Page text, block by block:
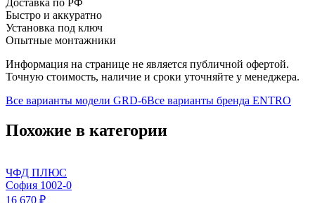
Доставка по РФ
Быстро и аккуратно
Установка под ключ
Опытные монтажники
Информация на странице не является публичной офертой.
Точную стоимость, наличие и сроки уточняйте у менеджера.
Все варианты модели GRD-6Все варианты бренда ENTRO
Похожие в категории
ЧФД ПЛЮС
София 1002-0
16 670 ₽